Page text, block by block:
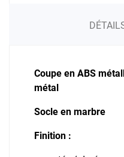
Coupe en ABS
métal
Socle en marbre
Finition :